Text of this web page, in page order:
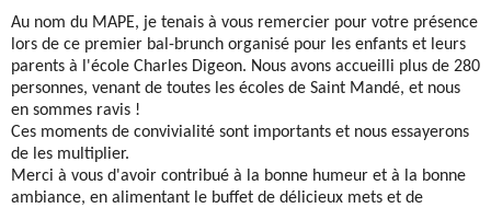
Au nom du MAPE, je tenais à vous remercier pour votre présence
lors de ce premier bal -brunch organisé pour les enfants et leurs
parents à l'école Charles Digeon. Nous avons accueilli plus de 280
personnes, venant de toutes les écoles de Saint Mandé, et nous
en sommes ravis !
Ces moments de convivialité sont importants et nous essayerons
de les multiplier.
Merci à vous d'avoir contribué à la bonne humeur et à la bonne
ambiance, en alimentant le buffet de délicieux mets et de